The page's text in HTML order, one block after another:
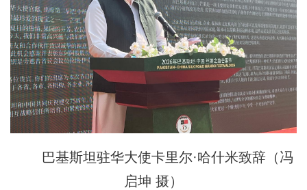
巴基斯坦驻华大使卡里尔·哈什米致辞（冯
启坤 摄）